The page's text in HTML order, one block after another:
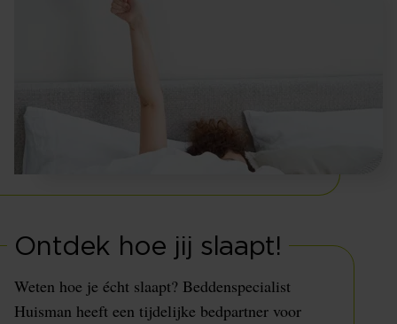
Ontdek hoe jij slaapt!
Weten hoe je écht slaapt? Beddenspecialist
Huisman heeft een tijdelijke bedpartner voor